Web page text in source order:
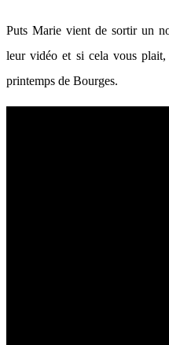
Puts Marie vient de sortir un
leur vidéo et si cela vous
printemps de Bourges.